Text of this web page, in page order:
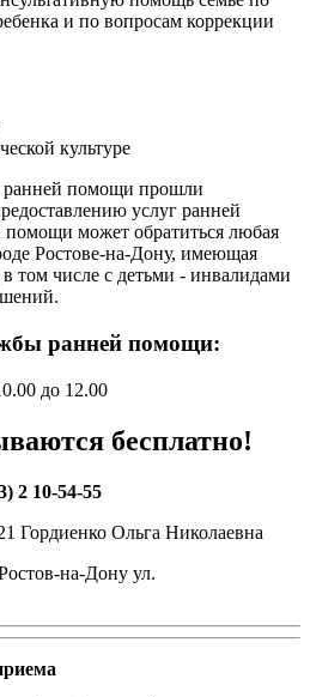
и по вопросам коррекции
культуре
помощи прошли
услуг ранней
может обратиться любая
Ростове-на-Дону, имеющая
в том числе с детьми - инвалидами
ранней помощи:
до 12.00
бесплатно!
2 10-54-55
Ольга Николаевна
на-Дону ул.